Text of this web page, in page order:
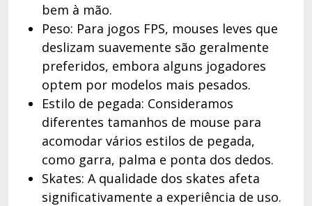
bem à mão.
Peso: Para jogos FPS, mouses leves que
deslizam suavemente são geralmente
preferidos, embora alguns jogadores
optem por modelos mais pesados.
Estilo de pegada: Consideramos
diferentes tamanhos de mouse para
acomodar vários estilos de pegada,
como garra, palma e ponta dos dedos.
Skates: A qualidade dos skates afeta
significativamente a experiência de uso.